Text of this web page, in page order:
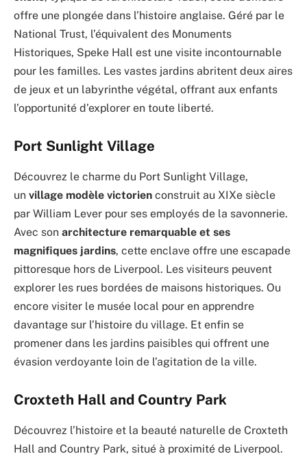
offre une plongée dans l’histoire anglaise. Géré par le
National Trust, l’équivalent des Monuments
Historiques, Speke Hall est une visite incontournable
pour les familles. Les vastes jardins abritent deux aires
de jeux et un labyrinthe végétal, offrant aux enfants
l’opportunité d’explorer en toute liberté.
Port Sunlight Village
Découvrez le charme du Port Sunlight Village,
un village modèle victorien construit au XIXe siècle
par William Lever pour ses employés de la savonnerie.
Avec son architecture remarquable et ses
magnifiques jardins, cette enclave offre une escapade
pittoresque hors de Liverpool. Les visiteurs peuvent
explorer les rues bordées de maisons historiques. Ou
encore visiter le musée local pour en apprendre
davantage sur l’histoire du village. Et enfin se
promener dans les jardins paisibles qui offrent une
évasion verdoyante loin de l’agitation de la ville.
Croxteth Hall and Country Park
Découvrez l’histoire et la beauté naturelle de Croxteth
Hall and Country Park, situé à proximité de Liverpool.